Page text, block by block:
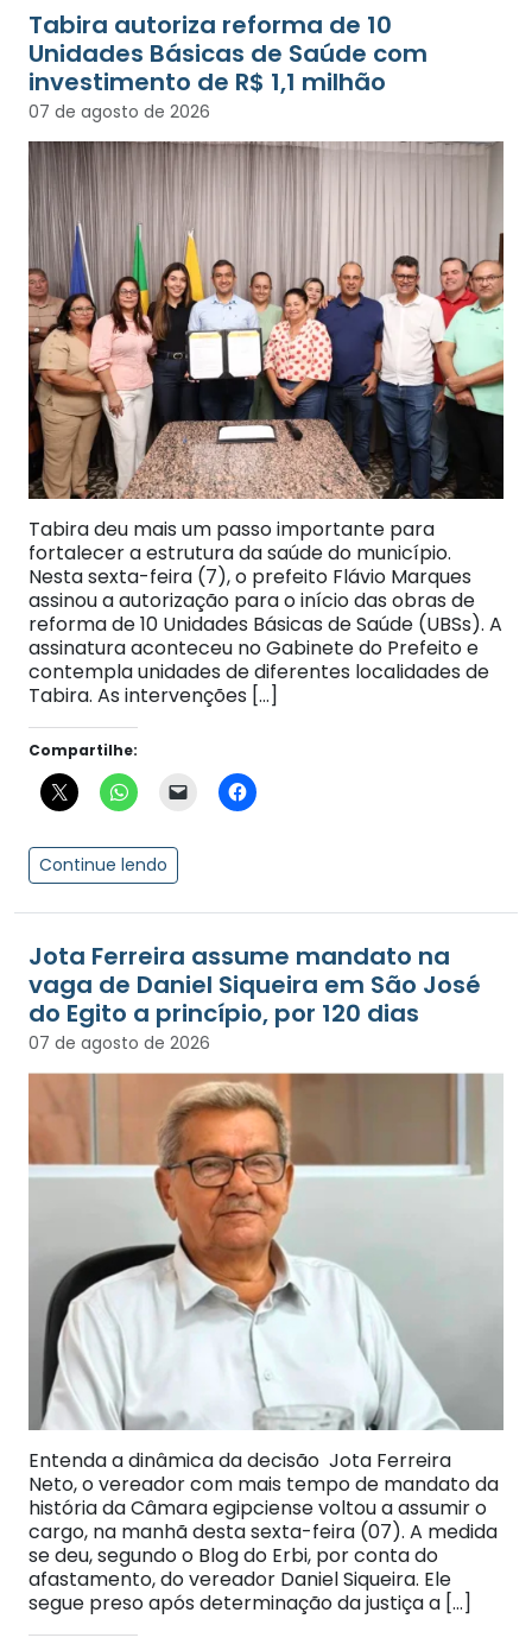
Tabira autoriza reforma de 10
Unidades Básicas de Saúde com
investimento de R$ 1,1 milhão
07 de agosto de 2026
Tabira deu mais um passo importante para
fortalecer a estrutura da saúde do município.
Nesta sexta-feira (7), o prefeito Flávio Marques
assinou a autorização para o início das obras de
reforma de 10 Unidades Básicas de Saúde (UBSs). A
assinatura aconteceu no Gabinete do Prefeito e
contempla unidades de diferentes localidades de
Tabira. As intervenções […]
Compartilhe:
Continue lendo
Jota Ferreira assume mandato na
vaga de Daniel Siqueira em São José
do Egito a princípio, por 120 dias
07 de agosto de 2026
Entenda a dinâmica da decisão Jota Ferreira
Neto, o vereador com mais tempo de mandato da
história da Câmara egipciense voltou a assumir o
cargo, na manhã desta sexta-feira (07). A medida
se deu, segundo o Blog do Erbi, por conta do
afastamento, do vereador Daniel Siqueira. Ele
segue preso após determinação da justiça a […]